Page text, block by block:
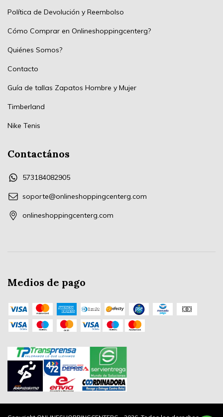
Política de Devolución y Reembolso
Cómo Comprar en Onlineshoppingcenterg?
Quiénes Somos?
Contacto
Guía de tallas Zapatos Hombre y Mujer
Timberland
Nike Tenis
Contactános
573184082905
soporte@onlineshoppingcenterg.com
onlineshoppingcenterg.com
Medios de pago